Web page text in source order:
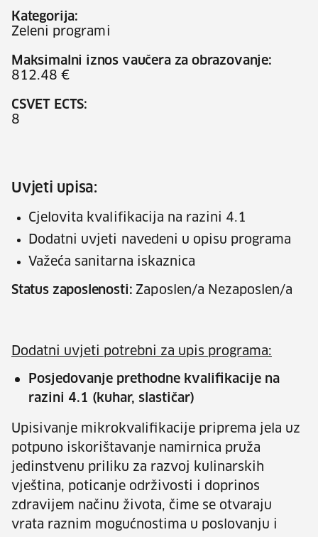
Kategorija:
Zeleni programi
Maksimalni iznos vaučera za obrazovanje:
812.48 €
CSVET ECTS:
8
Uvjeti upisa:
Cjelovita kvalifikacija na razini 4.1
Dodatni uvjeti navedeni u opisu programa
Važeća sanitarna iskaznica
Status zaposlenosti: Zaposlen/a Nezaposlen/a
Dodatni uvjeti potrebni za upis programa:
Posjedovanje prethodne kvalifikacije na
razini 4.1 (kuhar, slastičar)
Upisivanje mikrokvalifikacije priprema jela uz
potpuno iskorištavanje namirnica pruža
jedinstvenu priliku za razvoj kulinarskih
vještina, poticanje održivosti i doprinos
zdravijem načinu života, čime se otvaraju
vrata raznim mogućnostima u poslovanju i